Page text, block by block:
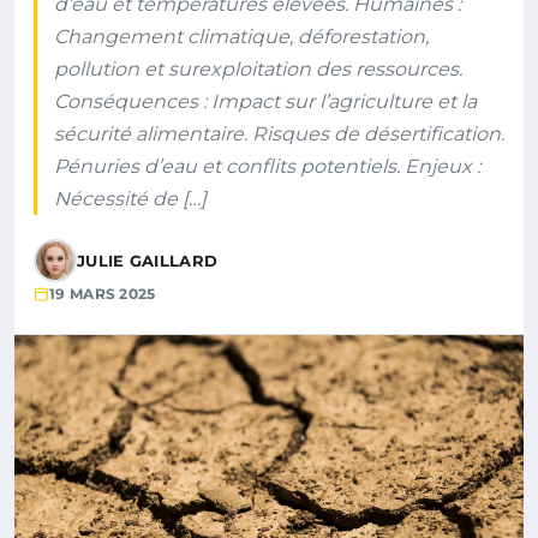
Changement climatique, déforestation,
pollution et surexploitation des ressources.
Conséquences : Impact sur l’agriculture et la
sécurité alimentaire. Risques de désertification.
Pénuries d’eau et conflits potentiels. Enjeux :
Nécessité de […]
JULIE GAILLARD
19 MARS 2025